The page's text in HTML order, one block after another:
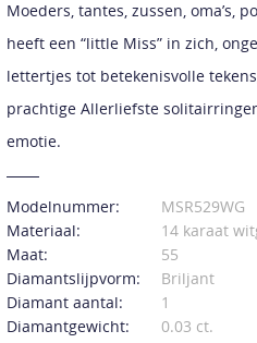
Moeders, tantes, zussen, oma’s,
heeft een “little Miss” in zich,
lettertjes tot betekenisvolle
prachtige Allerliefste
emotie.
Modelnummer:
MSR529WG
Materiaal:
14 karaat
Maat:
55
Diamantslijpvorm:
Briljant
Diamant aantal:
1
Diamantgewicht:
0.03 ct.